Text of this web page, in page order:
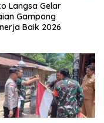
Langsa Gelar
Gampong
Baik 2026